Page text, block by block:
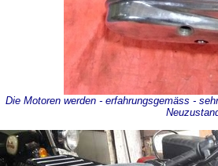
Die Motoren werden - erfahrungsgemäss -